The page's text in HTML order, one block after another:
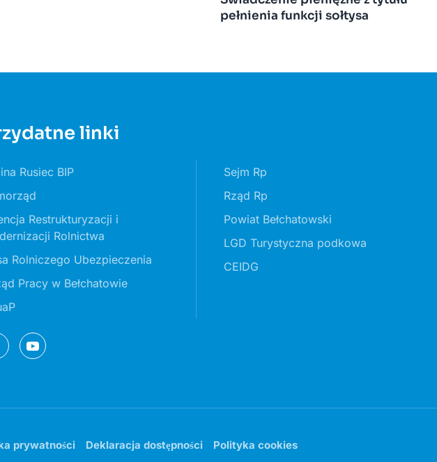
pełnienia funkcji sołtysa
linki
Rusiec BIP
Restrukturyzacji i
Rolnictwa
Rolniczego Ubezpieczenia
Pracy w Bełchatowie
Sejm Rp
Rząd Rp
Powiat Bełchatowski
LGD Turystyczna podkowa
CEIDG
prywatności Deklaracja dostępności Polityka cookies